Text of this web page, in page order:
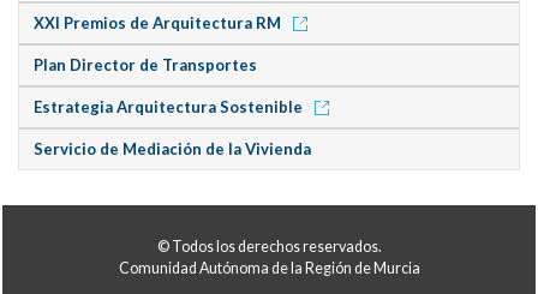
XXI Premios de Arquitectura RM
Plan Director de Transportes
Estrategia Arquitectura Sostenible
Servicio de Mediación de la Vivienda
© Todos los derechos reservados.
Comunidad Autónoma de la Región de Murcia